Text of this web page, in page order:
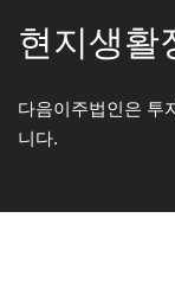
현지생활
다음이주법인은 투
니다.